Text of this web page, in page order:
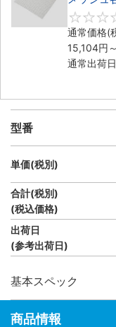
通常価格(
15,104円
通常出荷
型番
単価(税別)
合計(税別)
(税込価格)
出荷日
(参考出荷日)
基本スペック
商品情報